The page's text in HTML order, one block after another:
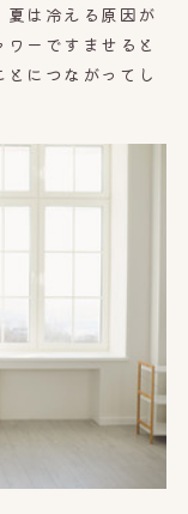
夏は冷える原因が
ーですませると
につながってし